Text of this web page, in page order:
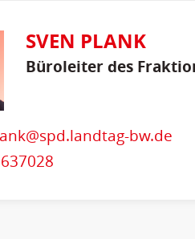
SVEN PLANK
Büroleiter des
bw.de